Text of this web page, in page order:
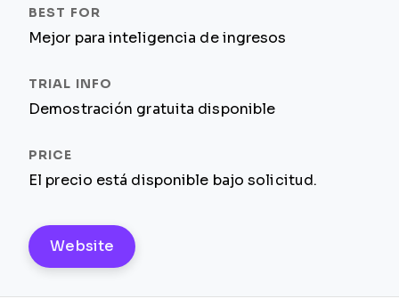
Mejor para inteligencia de ingresos
Demostración gratuita disponible
El precio está disponible bajo solicitud.
Website